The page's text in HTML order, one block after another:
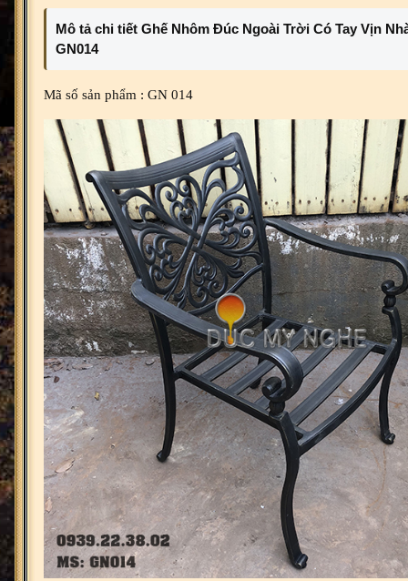
Mô tả chi tiết Ghế Nhôm Đúc Ngoài Trời Có Tay Vịn
GN014
Mã số sản phẩm : GN 014